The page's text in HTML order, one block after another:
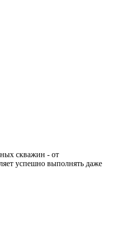
скважин - от
успешно выполнять даже